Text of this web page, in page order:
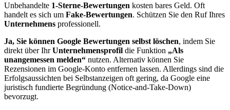
Unbehandelte 1-Sterne-Bewertungen kosten bares Geld. Oft
handelt es sich um Fake-Bewertungen. Schützen Sie den Ruf Ihres
Unternehmens professionell.
Ja, Sie können Google Bewertungen selbst löschen, indem Sie
direkt über IhrUnternehmensprofil die Funktion „Als
unangemessen melden“ nutzen. Alternativ können Sie
Rezensionen im Google-Konto entfernen lassen. Allerdings sind die
Erfolgsaussichten bei Selbstanzeigen oft gering, da Google eine
juristisch fundierte Begründung (Notice-and-Take-Down)
bevorzugt.